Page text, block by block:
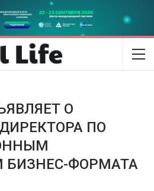
О
ПО
БИЗНЕС-ФОРМАТА